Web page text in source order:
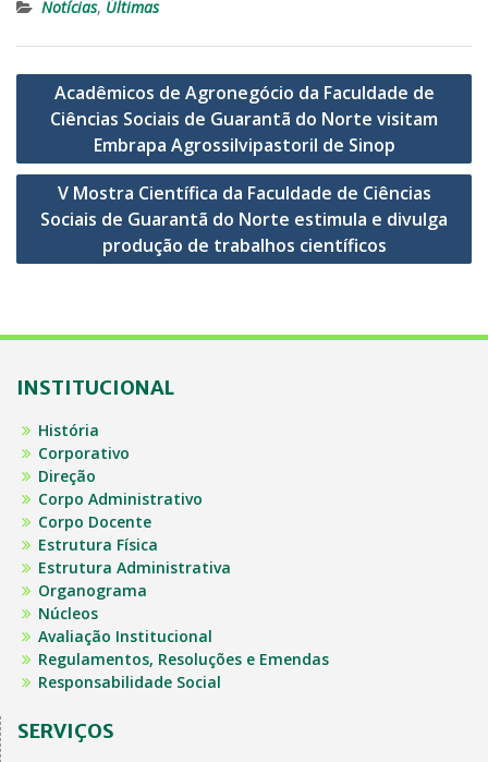
Notícias, Últimas
Navegação
Acadêmicos de Agronegócio da Faculdade de
Ciências Sociais de Guarantã do Norte visitam
Embrapa Agrossilvipastoril de Sinop
V Mostra Científica da Faculdade de Ciências
Sociais de Guarantã do Norte estimula e divulga
produção de trabalhos científicos
INSTITUCIONAL
História
Corporativo
Direção
Corpo Administrativo
Corpo Docente
Estrutura Física
Estrutura Administrativa
Organograma
Núcleos
Avaliação Institucional
Regulamentos, Resoluções e Emendas
Responsabilidade Social
SERVIÇOS